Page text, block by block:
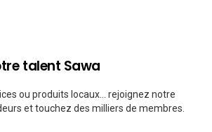
talent Sawa
ou produits locaux... rejoignez notre
et touchez des milliers de membres.